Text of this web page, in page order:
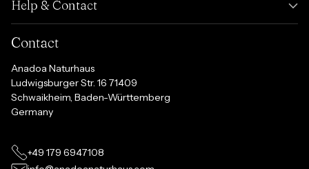
Help & Contact
Contact
Anadoa Naturhaus
Ludwigsburger Str. 16 71409
Schwaikheim, Baden-Württemberg
Germany
+49 179 6947108